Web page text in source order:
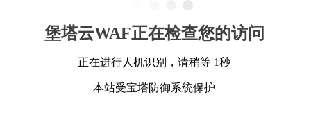
堡塔云WAF正在检查您的访问
正在进行人机识别，请稍等 1秒
本站受宝塔防御系统保护